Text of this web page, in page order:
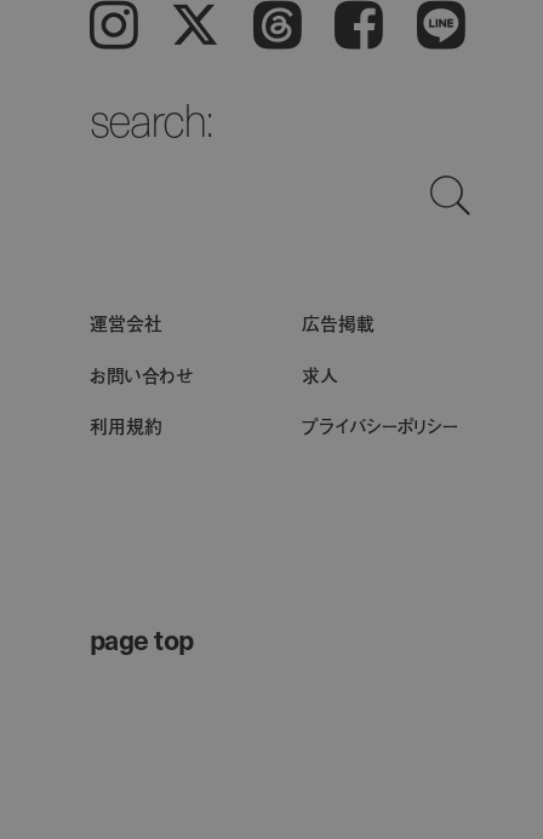
Instagram 𝕏 Threads Facebook LINE
search:
運営会社
広告掲載
お問い合わせ
求人
利用規約 プライバシーポリシー
page top